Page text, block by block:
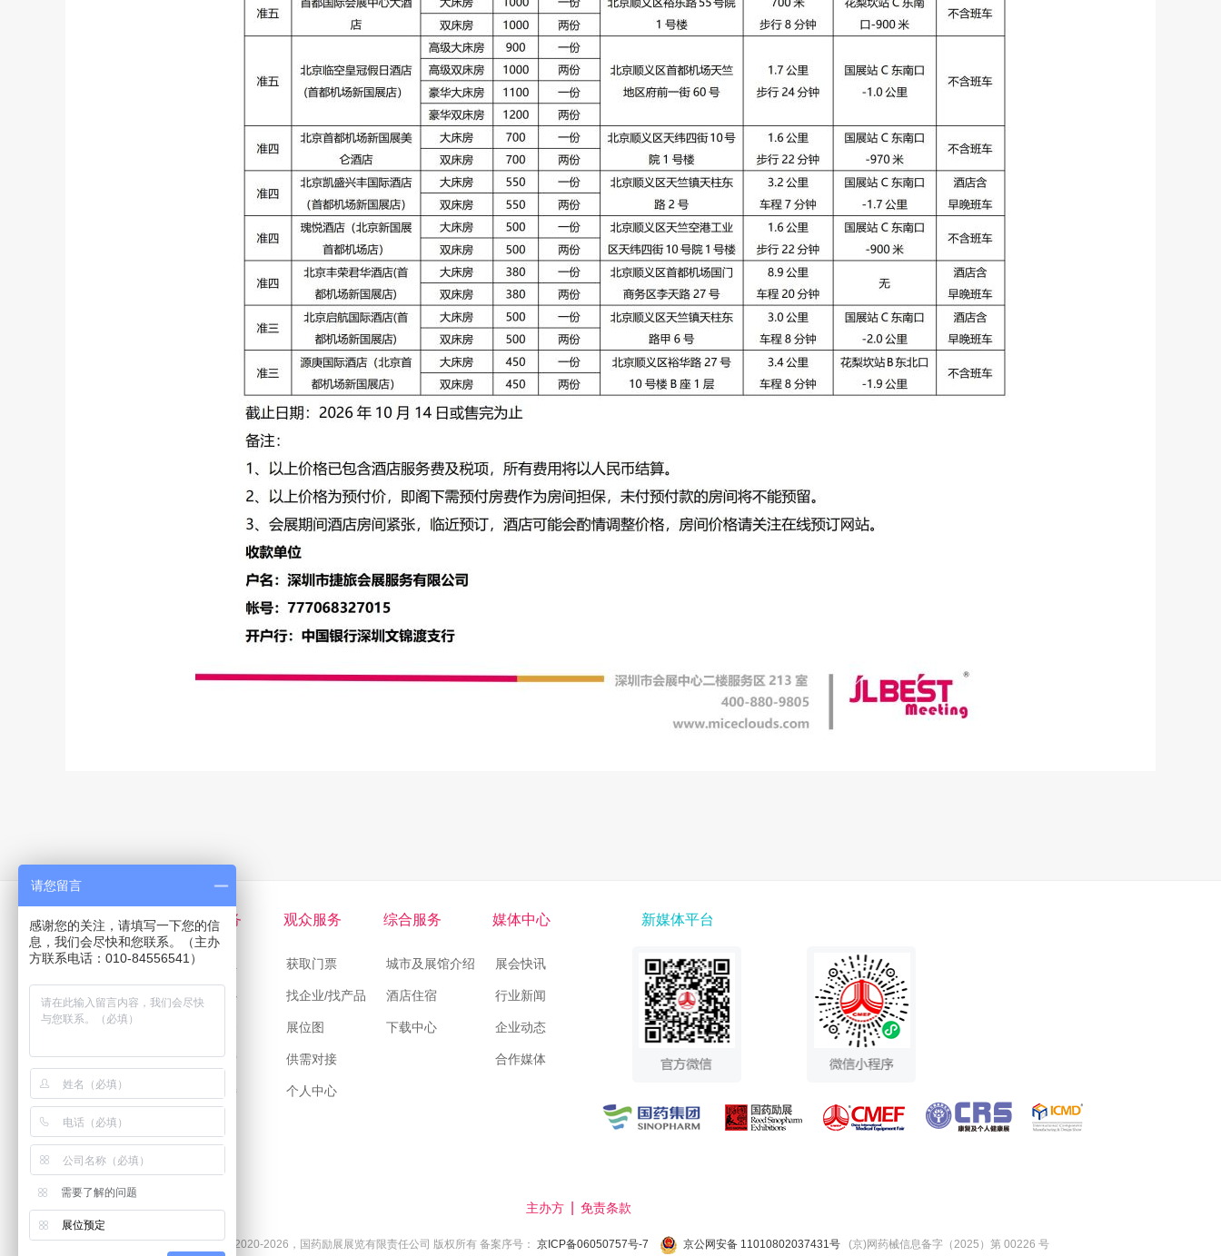
关于CMEF
关于我们
展会计划
历届回顾
联系我们
展商服务
申请展位
展商中心
产品搜索
供需对接
观众服务
获取门票
找企业/找产品
展位图
供需对接
个人中心
综合服务
城市及展馆介绍
酒店住宿
下载中心
媒体中心
展会快讯
行业新闻
企业动态
合作媒体
新媒体平台
主办方 免责条款
Copyright © 2020-2026，国药励展展览有限责任公司 版权所有 备案序号： 京ICP备06050757号-7 京公网安备 11010802037431号 (京)网药械信息备字（2025）第 00226 号
请您留言
感谢您的关注，请填写一下您的信
息，我们会尽快和您联系。（主办
方联系电话：010-84556541）
需要了解的问题
展位预定